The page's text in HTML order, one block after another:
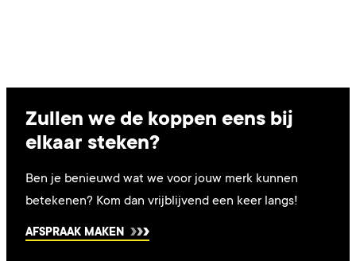
Zullen we de koppen eens bij
elkaar steken?
Ben je benieuwd wat we voor jouw merk kunnen
betekenen? Kom dan vrijblijvend een keer langs!
AFSPRAAK MAKEN